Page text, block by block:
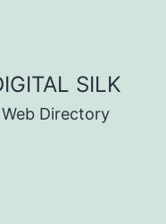
SILK
Web Directory